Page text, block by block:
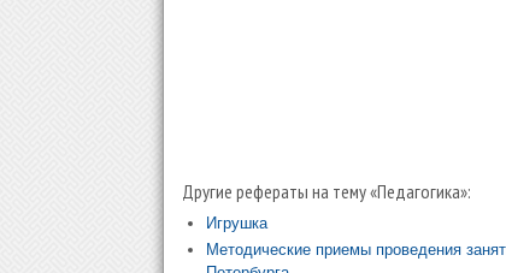
Другие рефераты на тему «Педагогика»:
Игрушка
Методические приемы проведения